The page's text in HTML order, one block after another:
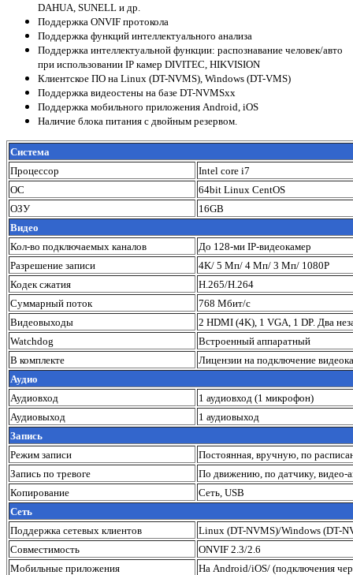
DAHUA, SUNELL и др.
Поддержка ONVIF протокола
Поддержка функций интеллектуального анализа
Поддержка интеллектуальной функции: распознавание человек/авто
при использовании IP камер DIVITEC, HIKVISION
Клиентское ПО на Linux (DT-NVMS), Windows (DT-VMS)
Поддержка видеостены на базе DT-NVMSхх
Поддержка мобильного приложения Android, iOS
Наличие блока питания с двойным резервом.
Система
Процессор
Intel core i7
ОС
64bit Linux CentOS
ОЗУ
16GB
Видео
Кол-во подключаемых каналов
До 128-ми IP-видеокамер
Разрешение записи
4K/ 5 Mп/ 4 Mп/ 3 Mп/ 1080P
Кодек сжатия
H.265/H.264
Суммарный поток
768 Мбит/с
Видеовыходы
2 HDMI (4K), 1 VGA, 1 DP. Два
Watchdog
Встроенный аппаратный
В комплекте
Лицензии на подключение
Аудио
Аудиовход
1 аудиовход (1 микрофон)
Аудиовыход
1 аудиовыход
Запись
Режим записи
Постоянная, вручную, по
Запись по тревоге
По движению, по датчику, видео-
Копирование
Сеть, USB
Сеть
Поддержка сетевых клиентов
Linux (DT-NVMS)/Windows (DT-
Совместимость
ONVIF 2.3/2.6
Мобильные приложения
На Android/iOS/ (подключения